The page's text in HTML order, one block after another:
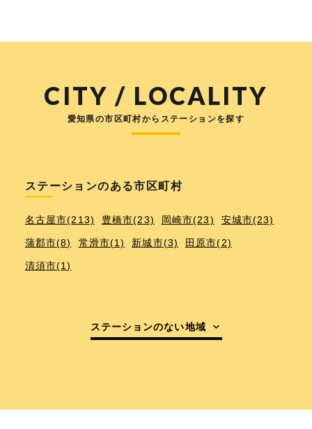
CITY / LOCALITY
愛知県の市区町村からステーションを探す
ステーションのある市区町村
名古屋市(213) 豊橋市(23) 岡崎市(23) 安城市(23)
蒲郡市(8) 常滑市(1) 新城市(3) 田原市(2)
清須市(1)
ステーションのない地域